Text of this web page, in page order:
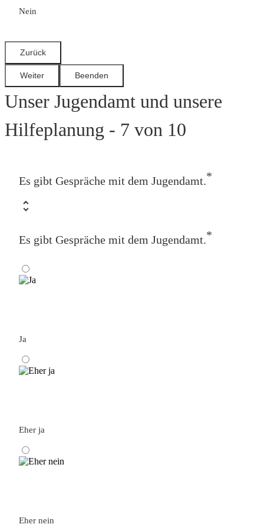
Nein
Unser Jugendamt und unsere
Hilfeplanung - 7 von 10
Es gibt Gespräche mit dem Jugendamt.*
Es gibt Gespräche mit dem Jugendamt.*
Ja
Eher ja
Eher nein